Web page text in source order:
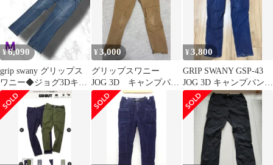
¥6,090
grip swany グリップス
ワニー◆ジョグ3Dキャ
ンプパンツ
◆M◆GSP43
¥3,000
グリップスワニー
JOG 3D キャンプパン
ツ Sサイズ
¥3,800
GRIP SWANY GSP-43
JOG 3D キャンプパンツ
デニム L